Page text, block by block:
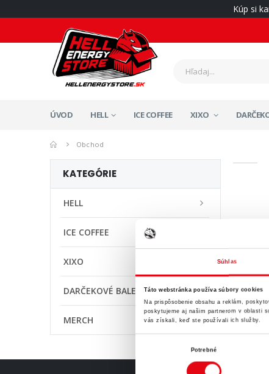
Súhlas
Táto webstránka používa súbory cookies
Na prispôsobenie obsahu a reklám,
poskytujeme aj našim partnerom v oblasti
vás získali, keď ste používali ich služby.
Potrebné
Kúp si
ÚVOD HELL ICE COFFEE XIXO
Obchod
KATEGÓRIE
HELL
ICE COFFEE
XIXO
DARČEKOVÉ BALENIA
MERCH